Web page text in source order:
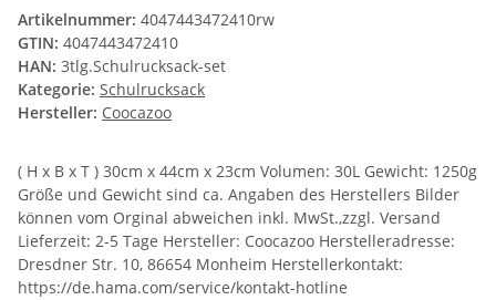
Artikelnummer: 4047443472410rw
GTIN: 4047443472410
HAN: 3tlg.Schulrucksack-set
Kategorie: Schulrucksack
Hersteller: Coocazoo
( H x B x T ) 30cm x 44cm x 23cm Volumen: 30L Gewicht: 1250g
Größe und Gewicht sind ca. Angaben des Herstellers Bilder
können vom Orginal abweichen inkl. MwSt.,zzgl. Versand
Lieferzeit: 2-5 Tage Hersteller: Coocazoo Herstelleradresse:
Dresdner Str. 10, 86654 Monheim Herstellerkontakt:
https://de.hama.com/service/kontakt-hotline